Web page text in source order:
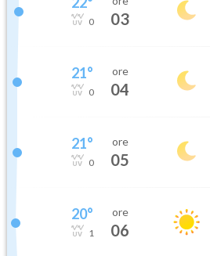
0 03
21°
0
ore
04
21°
0
ore
05
20°
1
ore
06